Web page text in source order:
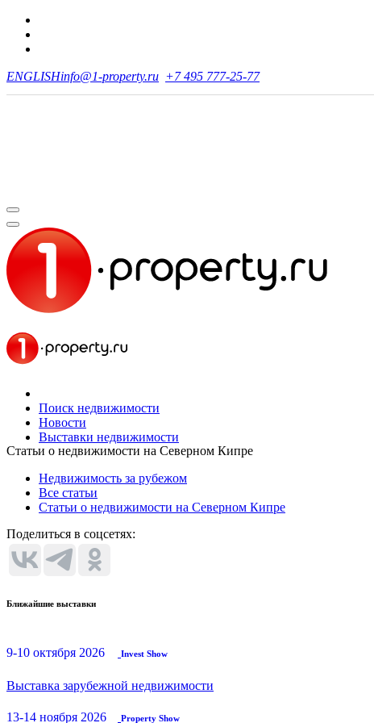
ENGLISHinfo@1-property.ru +7 495 777-25-77
Поиск недвижимости
Новости
Выставки недвижимости
Статьи о недвижимости на Северном Кипре
Недвижимость за рубежом
Все статьи
Статьи о недвижимости на Северном Кипре
Поделиться в соцсетях:
Ближайшие выставки
9-10 октября 2026 Invest Show
Выставка зарубежной недвижимости
13-14 ноября 2026 Property Show